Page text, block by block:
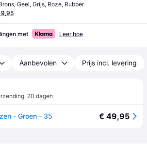
Geel, Grijs, Roze, Rubber
met Leer hoe
Aanbevolen Prijs incl. levering
, 20 dagen
- Groen - 35 € 49,95